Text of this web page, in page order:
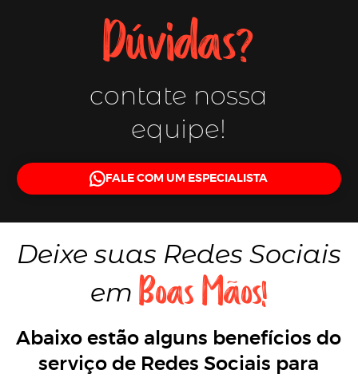
Dúvidas?
contate nossa
equipe!
FALE COM UM ESPECIALISTA
Deixe suas Redes Sociais
em Boas Mãos!
Abaixo estão alguns benefícios do
serviço de Redes Sociais para